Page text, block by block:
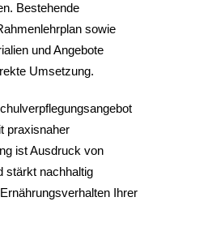
Bestehende
sowie
und Angebote
Umsetzung.
praxisnaher
ist Ausdruck von
stärkt nachhaltig
Ihrer